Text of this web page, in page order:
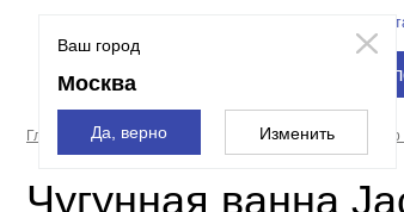
Ваш город
Москва
Да, верно Изменить
Главная страница Чугунные ванны
Чугунная ванна